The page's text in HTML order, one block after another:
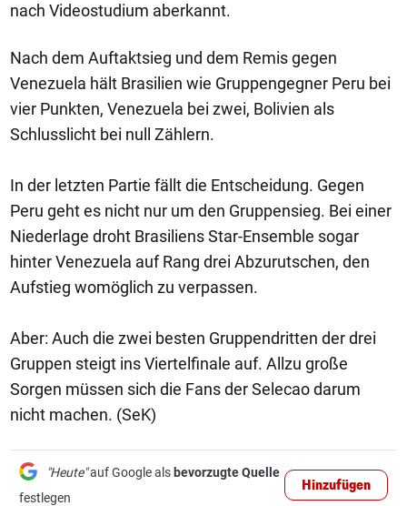
nach Videostudium aberkannt.
Nach dem Auftaktsieg und dem Remis gegen
Venezuela hält Brasilien wie Gruppengegner Peru bei
vier Punkten, Venezuela bei zwei, Bolivien als
Schlusslicht bei null Zählern.
In der letzten Partie fällt die Entscheidung. Gegen
Peru geht es nicht nur um den Gruppensieg. Bei einer
Niederlage droht Brasiliens Star-Ensemble sogar
hinter Venezuela auf Rang drei Abzurutschen, den
Aufstieg womöglich zu verpassen.
Aber: Auch die zwei besten Gruppendritten der drei
Gruppen steigt ins Viertelfinale auf. Allzu große
Sorgen müssen sich die Fans der Selecao darum
nicht machen. (SeK)
"Heute"auf Google als bevorzugte Quelle
festlegen
Hinzufügen